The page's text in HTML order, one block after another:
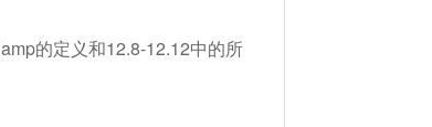
的定义和12.8-12.12中的所